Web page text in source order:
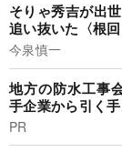
そりゃ秀吉が出
追い抜いた〈根
今泉慎一
地方の防水工事
手企業から引く
PR